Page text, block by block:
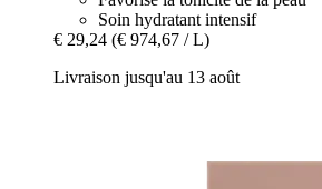
Soin hydratant intensif
€ 29,24 (€ 974,67 / L)
Livraison jusqu'au 13 août